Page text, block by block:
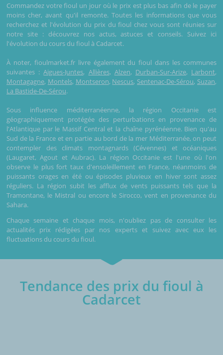
Commandez votre fioul un jour où le prix est plus bas afin de le payer
moins cher, avant qu'il remonte. Toutes les informations que vous
recherchez et l'évolution du prix du fioul chez vous sont réunies sur
notre site : découvrez nos actus, astuces et conseils. Suivez ici
l'évolution du cours du fioul à Cadarcet.
À noter, fioulmarket.fr livre également du fioul dans les communes
suivantes :Aigues-Juntes, Allières, Alzen, Durban-Sur-Arize, Larbont,
Montagagne, Montels, Montseron, Nescus, Sentenac-De-Sérou, Suzan,
La Bastide-De-Sérou.
Sous influence méditerranéenne, la région Occitanie est
géographiquement protégée des perturbations en provenance de
l'Atlantique par le Massif Central et la chaîne pyrénéenne. Bien qu'au
Sud de la France et en partie au bord de la mer Méditerranée, on peut
contempler des climats montagnards (Cévennes) et océaniques
(Laugaret, Agout et Aubrac). La région Occitanie est l'une où l'on
observe le plus fort taux d'ensoleillement en France, néanmoins de
puissants orages en été ou épisodes pluvieux en hiver sont assez
réguliers. La région subit les afflux de vents puissants tels que la
Tramontane, le Mistral ou encore le Sirocco, vent en provenance du
Sahara.
Chaque semaine et chaque mois, n'oubliez pas de consulter les
actualités prix rédigées par nos experts et suivez avec eux les
fluctuations du cours du fioul.
Tendance des prix du fioul à
Cadarcet